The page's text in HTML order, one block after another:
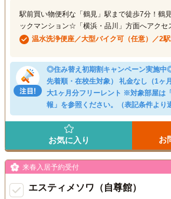
駅前買い物便利な「鶴見」駅まで徒歩7分！鶴
ックマンション☆「横浜・品川」方面へアクセ
温水洗浄便座／大型バイク可（任意）／2
◎住み替え初期割キャンペーン実施中
先着順・在校生対象） 礼金なし（1ヶ
大1ヶ月分フリーレント ※対象部屋は
報」を参照ください。（表記条件より
お気に入り お
来春入居予約受付
エスティメソワ（自尊館）